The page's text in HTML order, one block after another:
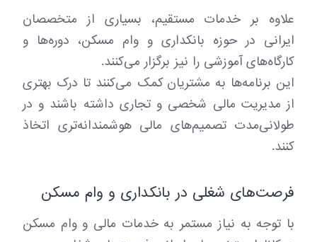
علاوه بر خدمات مستقیم، بسیاری از متخصصان
ایرانی در حوزه بانکداری و وام مسکن، دوره‌ها و
کارگاه‌های آموزشی را نیز برگزار می‌کنند.
این برنامه‌ها به مشتریان کمک می‌کنند تا درک بهتری
از مدیریت مالی شخصی و تجاری داشته باشند و در
طولانی‌مدت تصمیم‌های مالی هوشمندانه‌تری اتخاذ
کنند.
فرصت‌های شغلی در بانکداری و وام مسکن
با توجه به نیاز مستمر به خدمات مالی و وام مسکن